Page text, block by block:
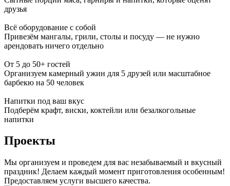
друзья
Всё оборудование с собой
Привезём мангалы, грили, столы и посуду — не нужно
арендовать ничего отдельно
От 5 до 50+ гостей
Организуем камерный ужин для 5 друзей или масштабное
барбекю на 50 человек
Напитки под ваш вкус
Подберём крафт, виски, коктейли или безалкогольные
напитки
Проекты
Мы организуем и проведем для вас незабываемый и вкусный
праздник! Делаем каждый момент приготовления особенным!
Предоставляем услуги высшего качества.